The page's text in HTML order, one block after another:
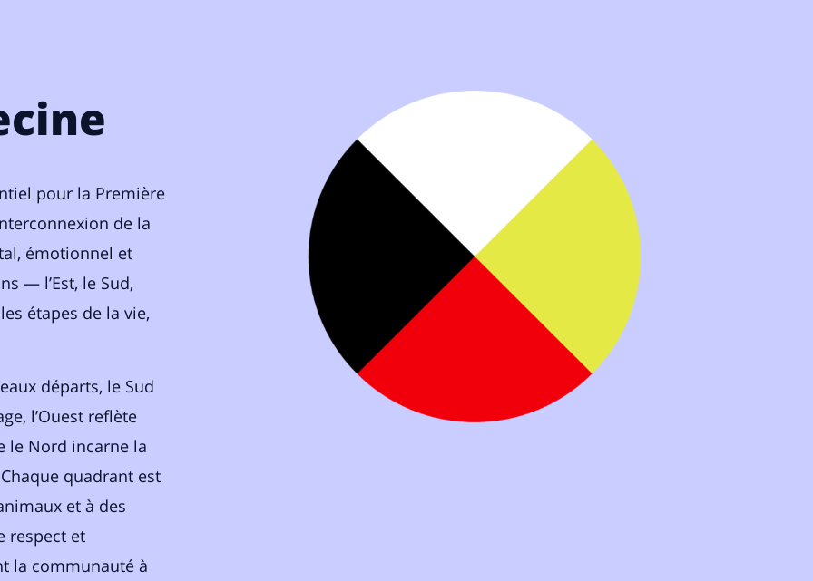
pour la Première
de la
émotionnel et
— l’Est, le Sud,
étapes de la vie,
départs, le Sud
l’Ouest reflète
le Nord incarne la
quadrant est
et à des
respect et
la communauté à